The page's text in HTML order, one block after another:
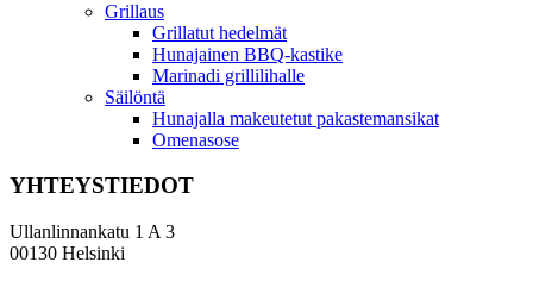
Grillaus
Grillatut hedelmät
Hunajainen BBQ-kastike
Marinadi grillilihalle
Säilöntä
Hunajalla makeutetut pakastemansikat
Omenasose
YHTEYSTIEDOT
Ullanlinnankatu 1 A 3
00130 Helsinki